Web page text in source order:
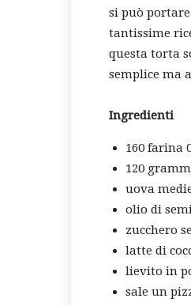
si può
tantissime
questa torta
semplice ma
Ingredienti
160 farina
120
uova
olio di
zucchero
latte di
lievito in
sale un